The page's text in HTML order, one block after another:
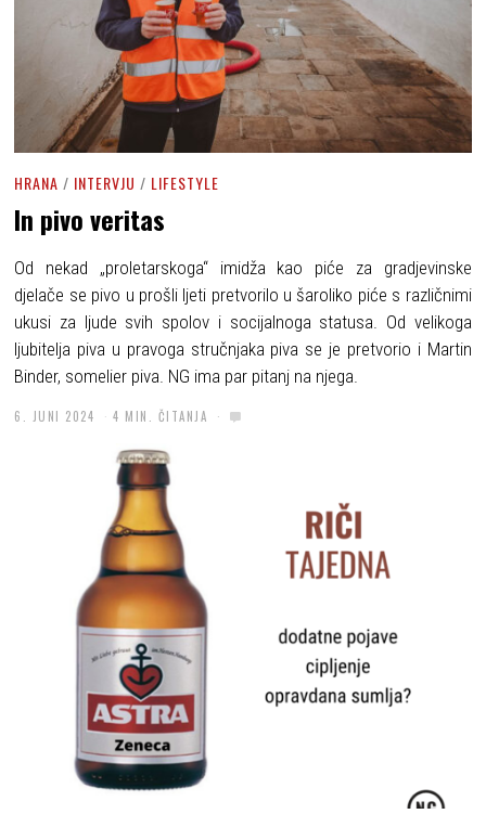
HRANA / INTERVJU / LIFESTYLE
In pivo veritas
Od nekad „proletarskoga“ imidža kao piće za gradjevinske
djelače se pivo u prošli ljeti pretvorilo u šaroliko piće s različnimi
ukusi za ljude svih spolov i socijalnoga statusa. Od velikoga
ljubitelja piva u pravoga stručnjaka piva se je pretvorio i Martin
Binder, somelier piva. NG ima par pitanj na njega.
6. JUNI 2024 4 MIN. ČITANJA